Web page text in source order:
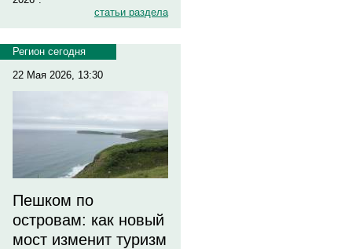
статьи раздела
Регион сегодня
22 Мая 2026, 13:30
Пешком по
островам: как новый
мост изменит туризм